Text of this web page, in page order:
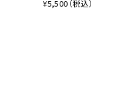
¥5,500（税込）